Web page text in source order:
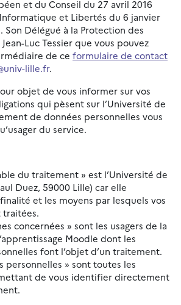
et du Conseil du 27 avril 2016
et Libertés du 6 janvier
Son Délégué à la Protection des
Luc Tessier que vous pouvez
de ce formulaire de contact
lille.fr.
objet de vous informer sur vos
qui pèsent sur l’Université de
de données personnelles vous
du service.
du traitement » est l’Université de
Duez, 59000 Lille) car elle
et les moyens par lesquels vos
traitées.
concernées » sont les usagers de la
Moodle dont les
font l’objet d’un traitement.
personnelles » sont toutes les
de vous identifier directement